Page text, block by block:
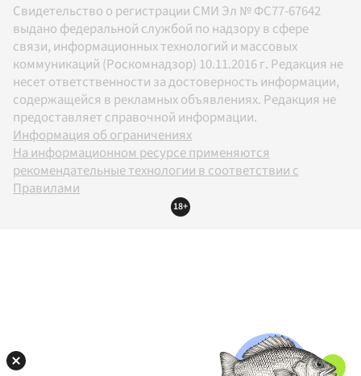
Свидетельство о регистрации СМИ Эл № ФС77-67642
выдано федеральной службой по надзору в сфере
связи, информационных технологий и массовых
коммуникаций (Роскомнадзор) 10.11.2016 г. Редакция не
несет ответственности за достоверность информации,
содержащейся в рекламных объявлениях. Редакция не
предоставляет справочной информации.
Информация об ограничениях
На информационном ресурсе применяются
рекомендательные технологии в соответствии с
Правилами
18+